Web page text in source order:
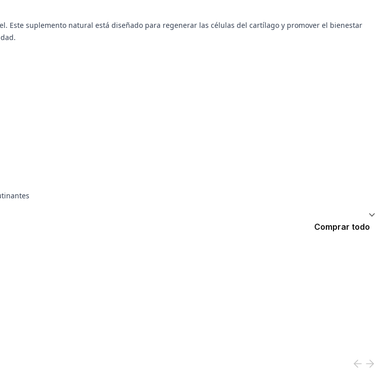
Este suplemento natural está diseñado para regenerar las células del cartílago y promover el bienestar
Comprar todo